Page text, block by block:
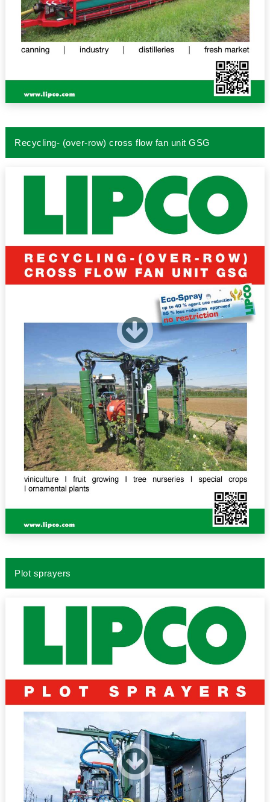
Recycling- (over-row) cross flow fan unit GSG
Plot sprayers